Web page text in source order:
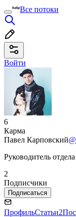
Все потоки
Войти
6
Карма
Павел Карповский
Руководитель
2
Подписчики
Подписаться
ПрофильСтатьи2